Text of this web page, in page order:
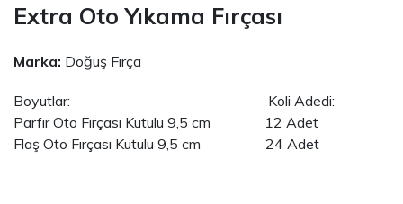
Extra Oto Yıkama Fırçası
Marka: Doğuş Fırça
Boyutlar: Koli Adedi:
Parfır Oto Fırçası Kutulu 9,5 cm 12 Adet
Flaş Oto Fırçası Kutulu 9,5 cm 24 Adet